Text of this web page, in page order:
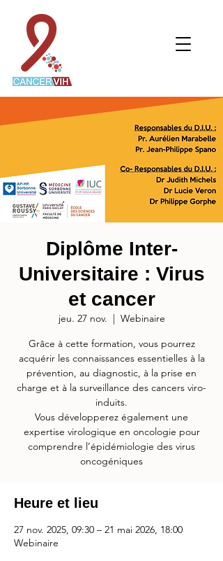
Diplôme Inter-
Universitaire : Virus
et cancer
jeu. 27 nov.
  |
Webinaire
Grâce à cette formation, vous pourrez
acquérir les connaissances essentielles à la
prévention, au diagnostic, à la prise en
charge et à la surveillance des cancers viro-
induits.
Vous développerez également une
expertise virologique en oncologie pour
comprendre l’épidémiologie des virus
oncogéniques
Heure et lieu
27 nov. 2025, 09:30 – 21 mai 2026, 18:00
Webinaire